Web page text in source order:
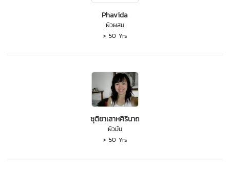
Phavida
ผิวผสม
> 50 Yrs
ชุติยาเลาหศิรินาถ
ผิวมัน
> 50 Yrs